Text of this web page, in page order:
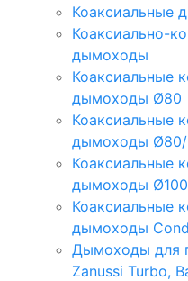
Коаксиальные
Коаксиально-
дымоходы
Коаксиальные
дымоходы Ø80
Коаксиальные
дымоходы Ø80/
Коаксиальные
дымоходы
Коаксиальные
дымоходы
Дымоходы для
Zanussi Turbo,